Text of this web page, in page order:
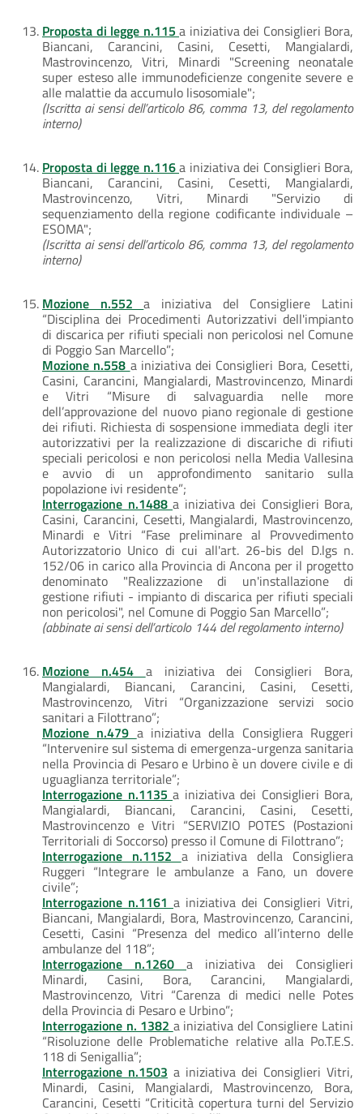
Proposta di legge n.115 a iniziativa dei Consiglieri Bora,
Biancani, Carancini, Casini, Cesetti, Mangialardi,
Mastrovincenzo, Vitri, Minardi "Screening neonatale
super esteso alle immunodeficienze congenite severe e
alle malattie da accumulo lisosomiale";
(Iscritta ai sensi dell’articolo 86, comma 13, del regolamento
interno)
Proposta di legge n.116a iniziativa dei Consiglieri Bora,
Biancani, Carancini, Casini, Cesetti, Mangialardi,
Mastrovincenzo, Vitri, Minardi "Servizio di
sequenziamento della regione codificante individuale –
ESOMA";
(Iscritta ai sensi dell’articolo 86, comma 13, del regolamento
interno)
Mozione n.552a iniziativa del Consigliere Latini
“Disciplina dei Procedimenti Autorizzativi dell'impianto
di discarica per rifiuti speciali non pericolosi nel Comune
di Poggio San Marcello”;
Mozione n.558 a iniziativa dei Consiglieri Bora, Cesetti,
Casini, Carancini, Mangialardi, Mastrovincenzo, Minardi
e Vitri “Misure di salvaguardia nelle more
dell’approvazione del nuovo piano regionale di gestione
dei rifiuti. Richiesta di sospensione immediata degli iter
autorizzativi per la realizzazione di discariche di rifiuti
speciali pericolosi e non pericolosi nella Media Vallesina
e avvio di un approfondimento sanitario sulla
popolazione ivi residente”;
Interrogazione n.1488 a iniziativa dei Consiglieri Bora,
Casini, Carancini, Cesetti, Mangialardi, Mastrovincenzo,
Minardi e Vitri “Fase preliminare al Provvedimento
Autorizzatorio Unico di cui all'art. 26-bis del D.lgs n.
152/06 in carico alla Provincia di Ancona per il progetto
denominato "Realizzazione di un'installazione di
gestione rifiuti - impianto di discarica per rifiuti speciali
non pericolosi", nel Comune di Poggio San Marcello”;
(abbinate ai sensi dell’articolo 144 del regolamento interno)
Mozione n.454 a iniziativa dei Consiglieri Bora,
Mangialardi, Biancani, Carancini, Casini, Cesetti,
Mastrovincenzo, Vitri “Organizzazione servizi socio
sanitari a Filottrano”;
Mozione n.479 a iniziativa della Consigliera Ruggeri
“Intervenire sul sistema di emergenza-urgenza sanitaria
nella Provincia di Pesaro e Urbino è un dovere civile e di
uguaglianza territoriale”;
Interrogazione n.1135 a iniziativa dei Consiglieri Bora,
Mangialardi, Biancani, Carancini, Casini, Cesetti,
Mastrovincenzo e Vitri “SERVIZIO POTES (Postazioni
Territoriali di Soccorso) presso il Comune di Filottrano”;
Interrogazione n.1152 a iniziativa della Consigliera
Ruggeri “Integrare le ambulanze a Fano, un dovere
civile”;
Interrogazione n.1161 a iniziativa dei Consiglieri Vitri,
Biancani, Mangialardi, Bora, Mastrovincenzo, Carancini,
Cesetti, Casini “Presenza del medico all’interno delle
ambulanze del 118”;
Interrogazione n.1260 a iniziativa dei Consiglieri
Minardi, Casini, Bora, Carancini, Mangialardi,
Mastrovincenzo, Vitri “Carenza di medici nelle Potes
della Provincia di Pesaro e Urbino”;
Interrogazione n. 1382 a iniziativa del Consigliere Latini
“Risoluzione delle Problematiche relative alla Po.T.E.S.
118 di Senigallia”;
Interrogazione n.1503 a iniziativa dei Consiglieri Vitri,
Minardi, Casini, Mangialardi, Mastrovincenzo, Bora,
Carancini, Cesetti “Criticità copertura turni del Servizio